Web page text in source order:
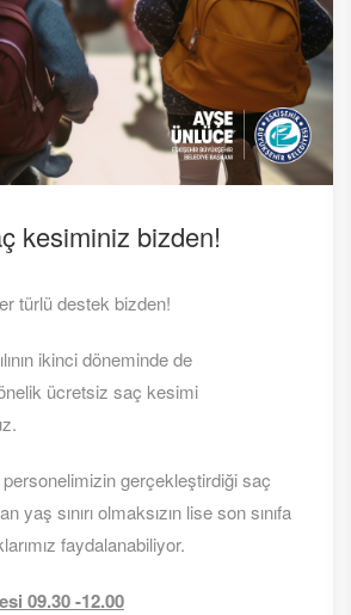
kesiminiz bizden!
türlü destek bizden!
ikinci döneminde de
ücretsiz saç kesimi
personelimizin gerçekleştirdiği saç
yaş sınırı olmaksızın lise son sınıfa
faydalanabiliyor.
09.30 -12.00